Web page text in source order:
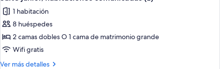
US)
todas
las
fotos
de
Suite
junior,
1 habitación
8 huéspedes
2 camas dobles O 1 cama de matrimonio grande
Wifi gratis
Ver más detalles
Más